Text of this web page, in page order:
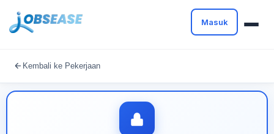
Masuk
Kembali ke Pekerjaan
Buat profil Anda untuk membuka kunci pencocokan